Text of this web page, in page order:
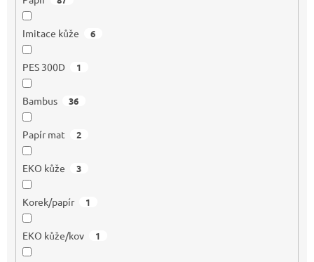
Imitace kůže 6
PES 300D 1
Bambus 36
Papír mat 2
EKO kůže 3
Korek/papír 1
EKO kůže/kov 1